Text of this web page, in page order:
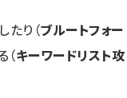
り（ブルートフォー
（キーワードリスト攻